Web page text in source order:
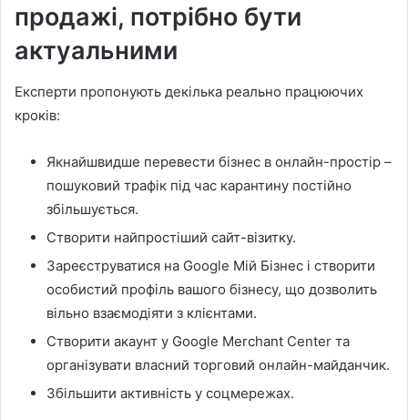
продажі, потрібно бути
актуальними
Експерти пропонують декілька реально працюючих
кроків:
Якнайшвидше перевести бізнес в онлайн-простір –
пошуковий трафік під час карантину постійно
збільшується.
Створити найпростіший сайт-візитку.
Зареєструватися на Google Мій Бізнес і створити
особистий профіль вашого бізнесу, що дозволить
вільно взаємодіяти з клієнтами.
Створити акаунт у Google Merchant Center та
організувати власний торговий онлайн-майданчик.
Збільшити активність у соцмережах.